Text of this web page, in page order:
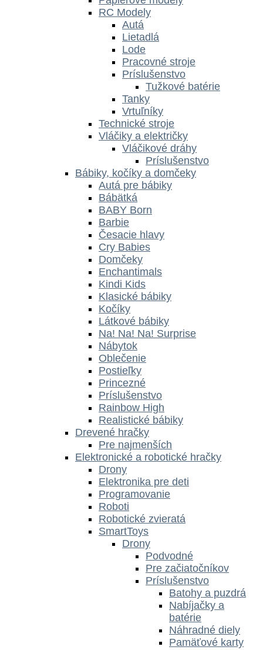
RC Modely
Autá
Lietadlá
Lode
Pracovné stroje
Príslušenstvo
Tužkové batérie
Tanky
Vrtuľníky
Technické stroje
Vláčiky a električky
Vláčikové dráhy
Príslušenstvo
Bábiky, kočíky a domčeky
Autá pre bábiky
Bábätká
BABY Born
Barbie
Česacie hlavy
Cry Babies
Domčeky
Enchantimals
Kindi Kids
Klasické bábiky
Kočíky
Látkové bábiky
Na! Na! Na! Surprise
Nábytok
Oblečenie
Postieľky
Princezné
Príslušenstvo
Rainbow High
Realistické bábiky
Drevené hračky
Pre najmenších
Elektronické a robotické hračky
Drony
Elektronika pre deti
Programovanie
Roboti
Robotické zvieratá
SmartToys
Drony
Podvodné
Pre začiatočníkov
Príslušenstvo
Batohy a puzdrá
Nabíjačky a
batérie
Náhradné diely
Pamäťové karty